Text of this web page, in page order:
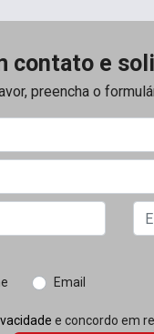
contato e
preencha o
Email
e concordo em